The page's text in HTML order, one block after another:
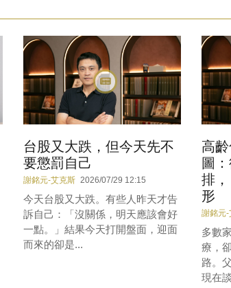
台股又大跌，但今天先不
要懲罰自己
謝銘元-艾克斯 2026/07/29 12:15
今天台股又大跌。有些人昨天才告
訴自己：「沒關係，明天應該會好
一點。」結果今天打開盤面，迎面
而來的卻是...
高
圖
排
形
謝銘元-
多數
療，
路。
現在